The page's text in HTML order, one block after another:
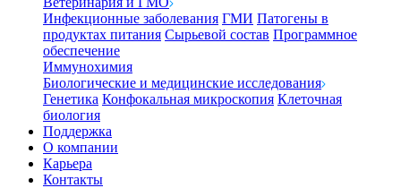
Инфекционные заболевания ГМИ Патогены в
продуктах питания Сырьевой состав Программное
обеспечение
Иммунохимия
Биологические и медицинские исследования
Генетика Конфокальная микроскопия Клеточная
биология
Поддержка
О компании
Карьера
Контакты